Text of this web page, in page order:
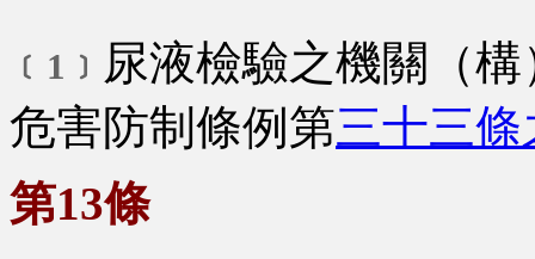
﹝1﹞ 尿液檢驗之機關（
危害防制條例第三十三條
第13條